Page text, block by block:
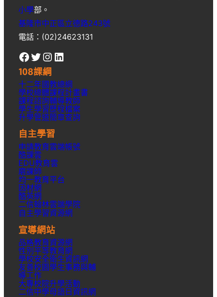
小學部。
基隆市中正區立德路243號
電話：(02)24623131
Facebook Twitter Instagram LinkedIn
108課綱
十二年國教總綱
學校總體課程計畫書
課程諮詢輔導教師
學生學習歷程檔案
升學管道簡章查詢
自主學習
申請教育雲端帳號
酷課雲
EDU教育雲
磨課師
均一教育平台
因材網
酷英網
二信翰林雲端學院
自主學習資源網
宣導網站
品格教育資源網
性別平等教育網
學校安全衛生資訊網
友善校園學生事務與輔
導工作
大專校院升學活動
二信中學母語日資訊網